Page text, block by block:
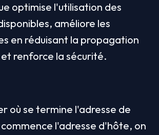
optimise l'utilisation des
améliore les
en réduisant la propagation
renforce la sécurité.
où se termine l'adresse de
l'adresse d'hôte, on